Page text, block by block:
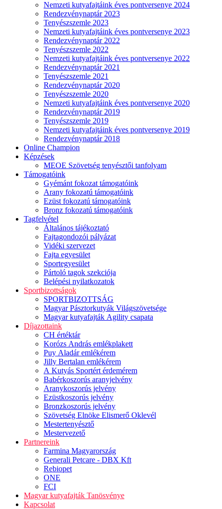
Nemzeti kutyafajtáink éves pontversenye 2024
Rendezvénynaptár 2023
Tenyészszemle 2023
Nemzeti kutyafajtáink éves pontversenye 2023
Rendezvénynaptár 2022
Tenyészszemle 2022
Nemzeti kutyafajtáink éves pontversenye 2022
Rendezvénynaptár 2021
Tenyészszemle 2021
Rendezvénynaptár 2020
Tenyészszemle 2020
Nemzeti kutyafajtáink éves pontversenye 2020
Rendezvénynaptár 2019
Tenyészszemle 2019
Nemzeti kutyafajtáink éves pontversenye 2019
Rendezvénynaptár 2018
Online Champion
Képzések
MEOE Szövetség tenyésztői tanfolyam
Támogatóink
Gyémánt fokozat támogatóink
Arany fokozatú támogatóink
Ezüst fokozatú támogatóink
Bronz fokozatú támogatóink
Tagfelvétel
Általános tájékoztató
Fajtagondozói pályázat
Vidéki szervezet
Fajta egyesület
Sportegyesület
Pártoló tagok szekciója
Belépési nyilatkozatok
Sportbizottságok
SPORTBIZOTTSÁG
Magyar Pásztorkutyák Világszövetsége
Magyar kutyafajták Agility csapata
Díjazottaink
CH értéktár
Korózs András emlékplakett
Puy Aladár emlékérem
Jilly Bertalan emlékérem
A Kutyás Sportért érdemérem
Babérkoszorús aranyjelvény
Aranykoszorús jelvény
Ezüstkoszorús jelvény
Bronzkoszorús jelvény
Szövetség Elnöke Elismerő Oklevél
Mestertenyésztő
Mestervezető
Partnereink
Farmina Magyarország
Generali Petcare - DBX Kft
Rebiopet
ONE
FCI
Magyar kutyafajták Tanösvénye
Kapcsolat